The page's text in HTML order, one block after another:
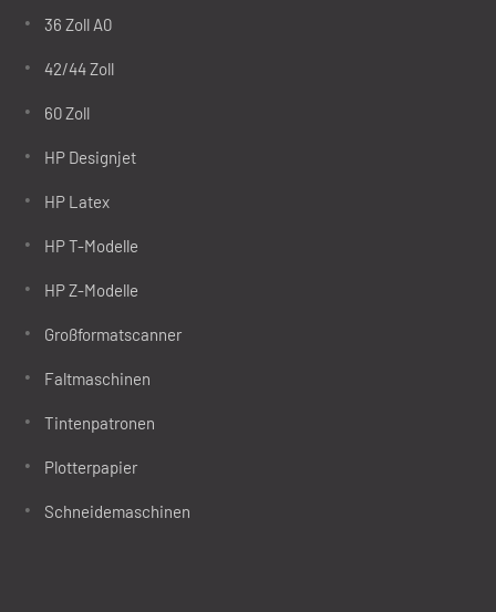
36 Zoll A0
42/44 Zoll
60 Zoll
HP Designjet
HP Latex
HP T-Modelle
HP Z-Modelle
Großformatscanner
Faltmaschinen
Tintenpatronen
Plotterpapier
Schneidemaschinen